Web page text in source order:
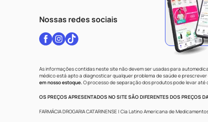
Nossas redes sociais
As informações contidas neste site não devem ser usadas para
médico está apto a diagnosticar qualquer problema de saúde e
em nosso estoque.O processo de separação dos produtos pode levar
OS PREÇOS APRESENTADOS NO SITE SÃO DIFERENTES DOS PREÇOS
FARMÁCIA DROGARIA CATARINENSE | Cia Latino Americana de